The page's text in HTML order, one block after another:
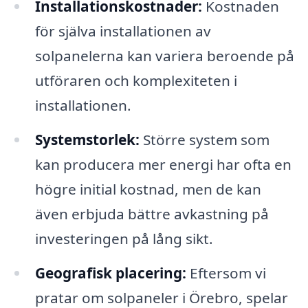
Installationskostnader: Kostnaden
för själva installationen av
solpanelerna kan variera beroende på
utföraren och komplexiteten i
installationen.
Systemstorlek: Större system som
kan producera mer energi har ofta en
högre initial kostnad, men de kan
även erbjuda bättre avkastning på
investeringen på lång sikt.
Geografisk placering: Eftersom vi
pratar om solpaneler i Örebro, spelar